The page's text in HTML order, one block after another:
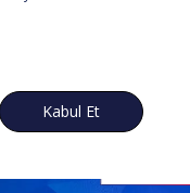
hemen üye ol.
POPÜLER